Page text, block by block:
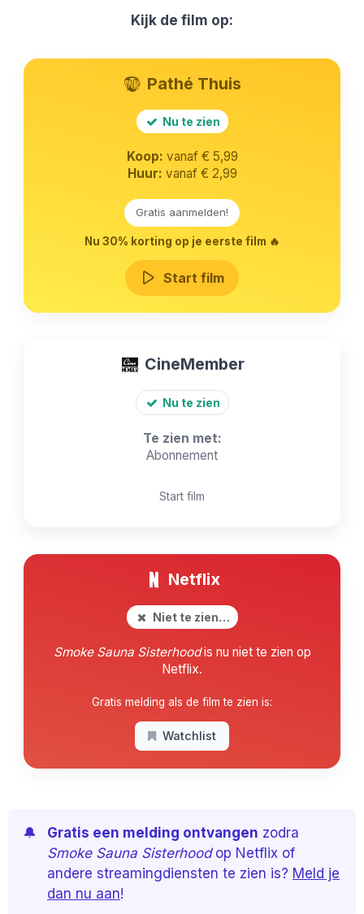
Kijk de film op:
Pathé Thuis
Nu te zien
Koop: vanaf € 5,99
Huur: vanaf € 2,99
Gratis aanmelden!
Nu 30% korting op je eerste film 🔥
Start film
CineMember
Nu te zien
Te zien met:
Abonnement
Start film
Netflix
Niet te zien…
Smoke Sauna Sisterhoodis nu niet te zien op
Netflix.
Gratis melding als de film te zien is:
Watchlist
🔔 Gratis een melding ontvangen zodra
Smoke Sauna Sisterhoodop Netflix of
andere streamingdiensten te zien is? Meld je
dan nu aan!